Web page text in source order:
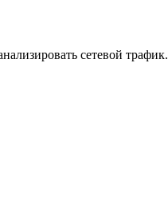
сетевой трафик.